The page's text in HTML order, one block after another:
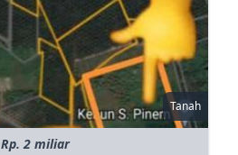
Tanah
Rp. 2 miliar